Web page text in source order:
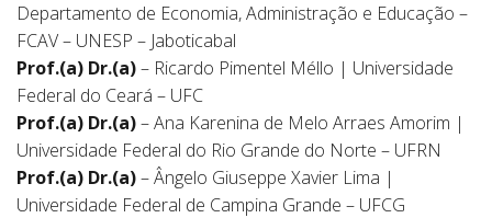
Departamento de Economia, Administração e Educação –
FCAV – UNESP – Jaboticabal
Prof.(a) Dr.(a)– Ricardo Pimentel Méllo | Universidade
Federal do Ceará – UFC
Prof.(a) Dr.(a)– Ana Karenina de Melo Arraes Amorim |
Universidade Federal do Rio Grande do Norte – UFRN
Prof.(a) Dr.(a)– Ângelo Giuseppe Xavier Lima |
Universidade Federal de Campina Grande – UFCG